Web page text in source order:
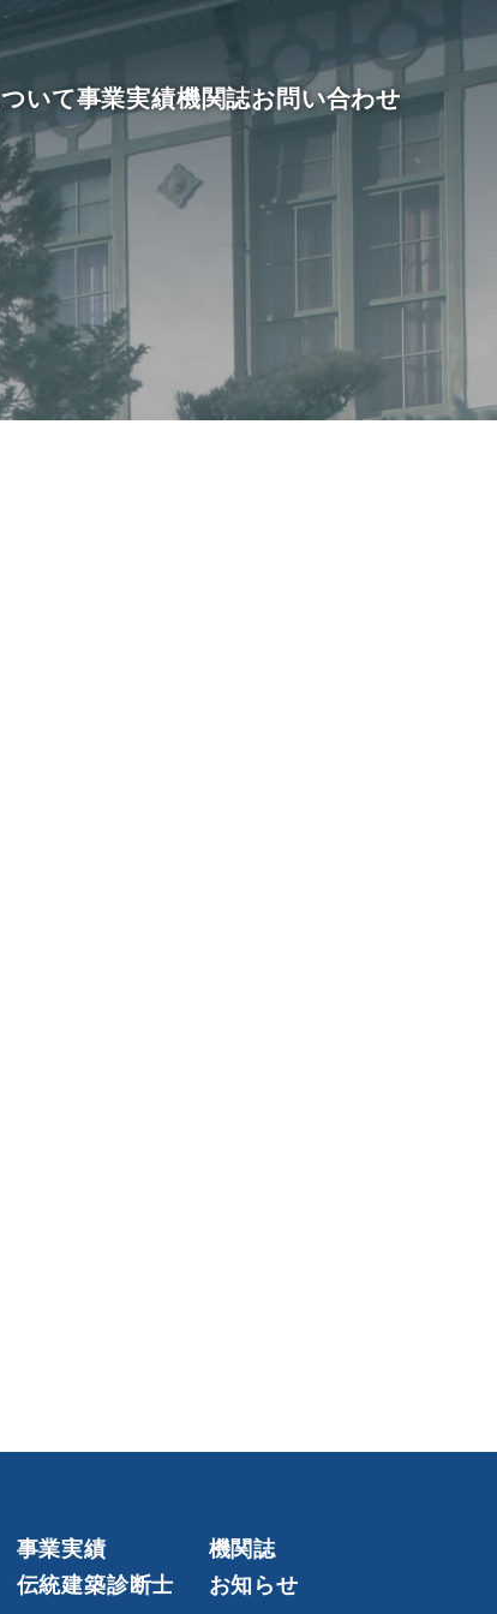
いて事業実績機関誌お問い合わせ
事業実績
機関誌
伝統建築診断士 お知らせ